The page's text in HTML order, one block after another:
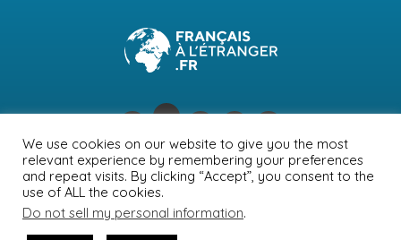
NEWSLETTER PUBLICITÉ CONTACTS
MENTIONS LÉGALES
POLITIQUE DE CONFIDENTIALITÉ
We use cookies on our website to give you the most
relevant experience by remembering your preferences
and repeat visits. By clicking “Accept”, you consent to the
use of ALL the cookies.
Do not sell my personal information.